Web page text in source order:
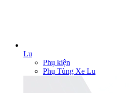
Lu
Phụ kiện
Phụ Tùng Xe Lu